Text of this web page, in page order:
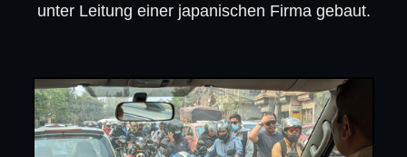
unter Leitung einer japanischen Firma gebaut.